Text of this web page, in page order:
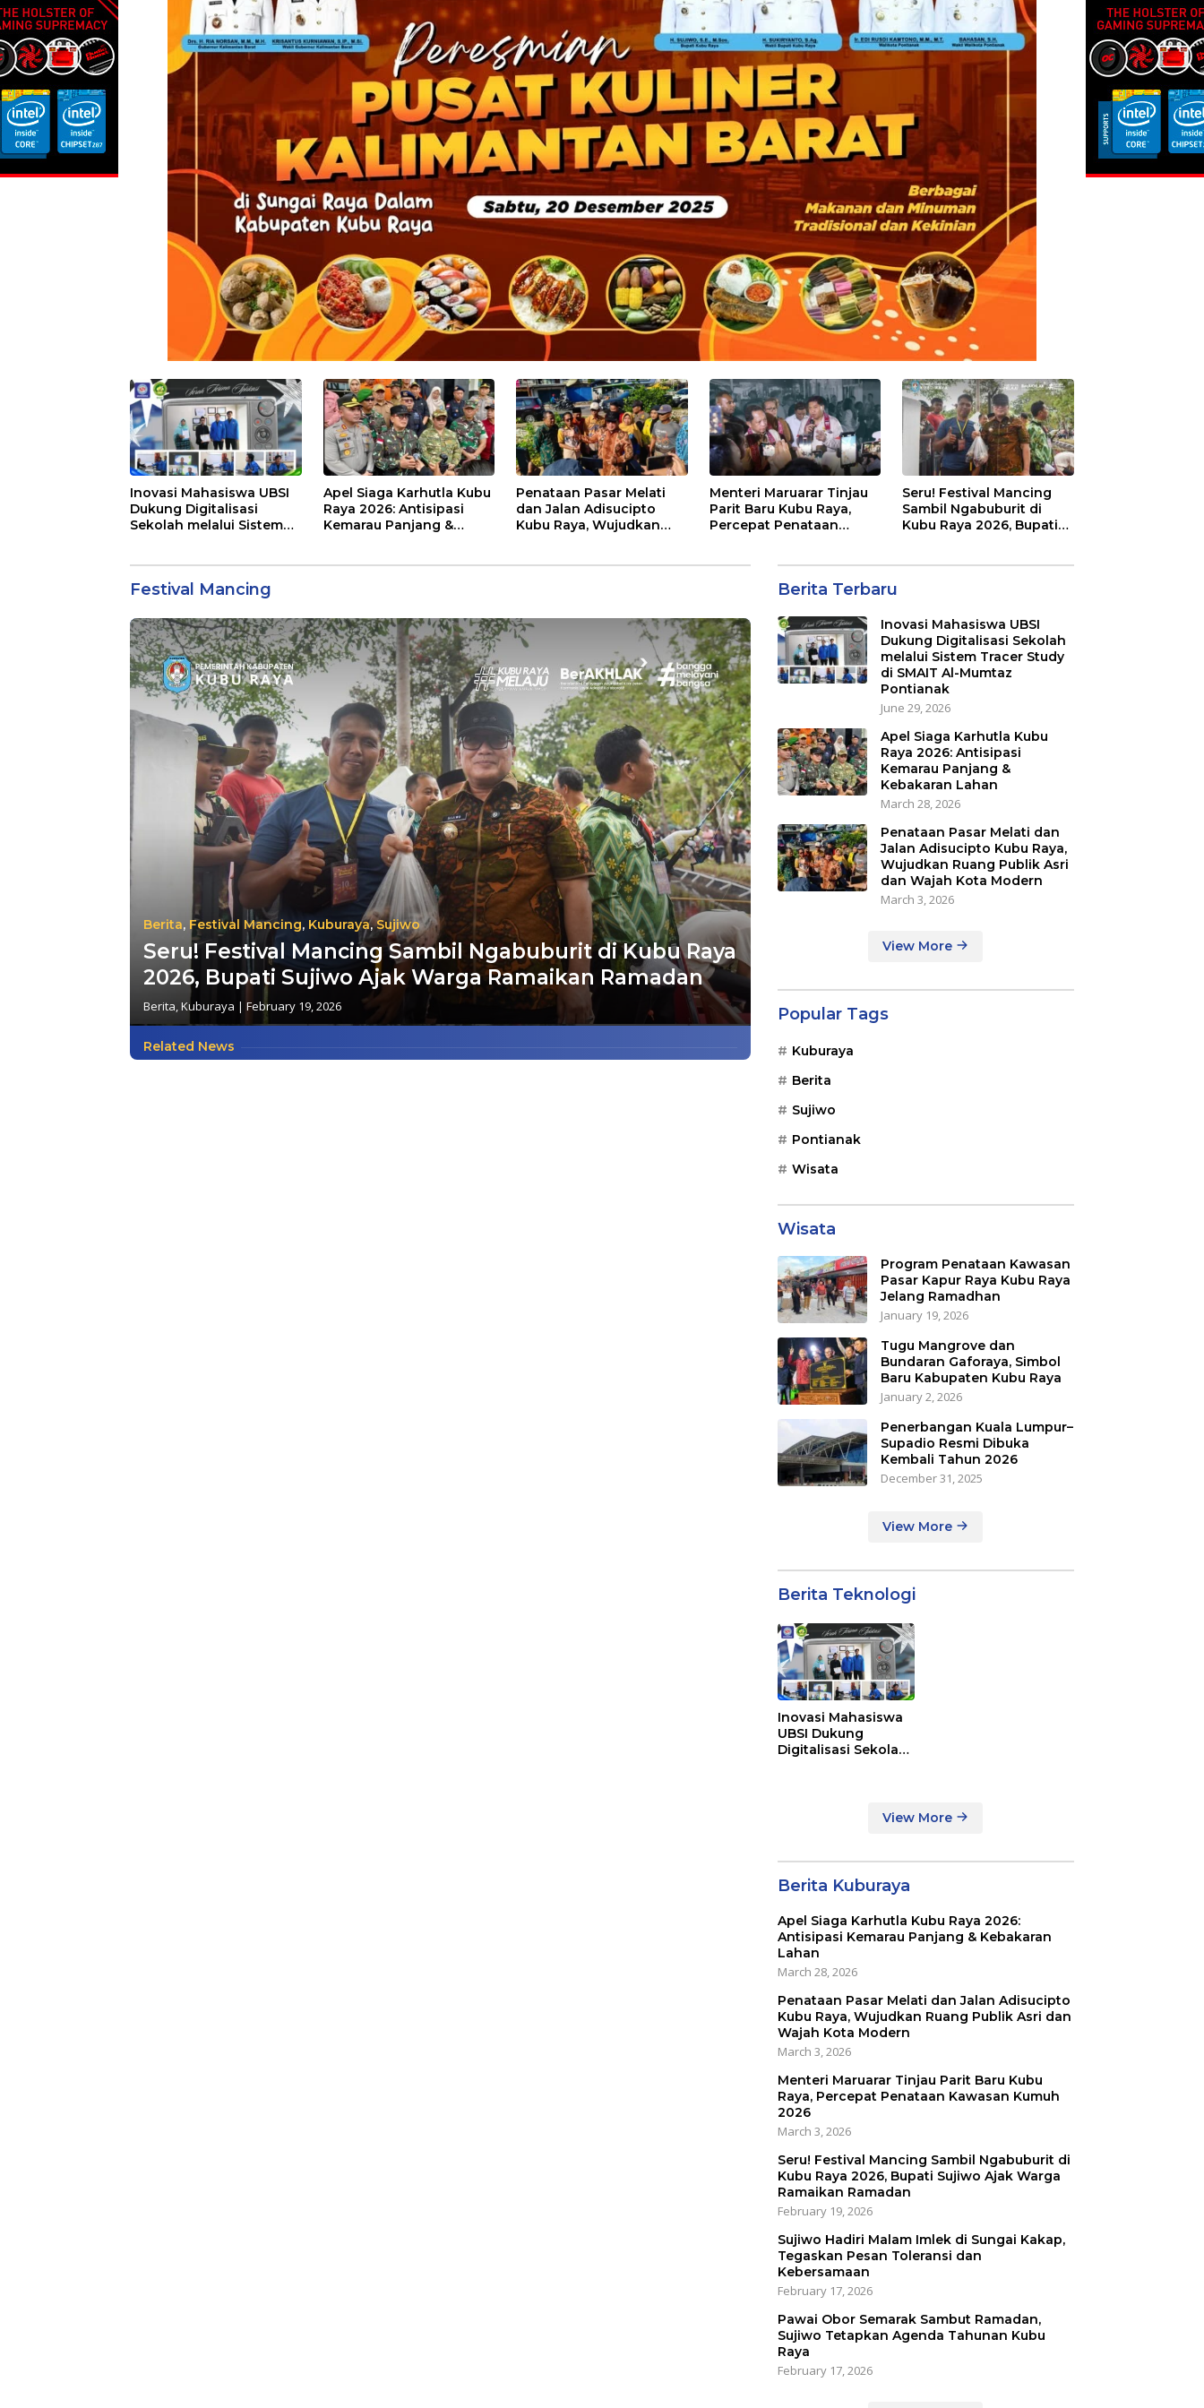
Inovasi Mahasiswa UBSI
Dukung Digitalisasi
Sekolah melalui Sistem
Apel Siaga Karhutla Kubu
Raya 2026: Antisipasi
Kemarau Panjang &
Penataan Pasar Melati
dan Jalan Adisucipto
Kubu Raya, Wujudkan
Menteri Maruarar Tinjau
Parit Baru Kubu Raya,
Percepat Penataan
Seru! Festival Mancing
Sambil Ngabuburit di
Kubu Raya 2026, Bupati
Festival Mancing
Berita, Festival Mancing, Kuburaya,Sujiwo
Seru! Festival Mancing Sambil Ngabuburit di Kubu Raya
2026, Bupati Sujiwo Ajak Warga Ramaikan Ramadan
Berita,Kuburaya | February 19, 2026
Related News
Berita Terbaru
Inovasi Mahasiswa UBSI
Dukung Digitalisasi Sekolah
melalui Sistem Tracer Study
di SMAIT Al-Mumtaz
Pontianak
June 29, 2026
Apel Siaga Karhutla Kubu
Raya 2026: Antisipasi
Kemarau Panjang &
Kebakaran Lahan
March 28, 2026
Penataan Pasar Melati dan
Jalan Adisucipto Kubu Raya,
Wujudkan Ruang Publik Asri
dan Wajah Kota Modern
March 3, 2026
View More
Popular Tags
Kuburaya
Berita
Sujiwo
Pontianak
Wisata
Wisata
Program Penataan Kawasan
Pasar Kapur Raya Kubu Raya
Jelang Ramadhan
January 19, 2026
Tugu Mangrove dan
Bundaran Gaforaya, Simbol
Baru Kabupaten Kubu Raya
January 2, 2026
Penerbangan Kuala Lumpur–
Supadio Resmi Dibuka
Kembali Tahun 2026
December 31, 2025
View More
Berita Teknologi
Inovasi Mahasiswa
UBSI Dukung
Digitalisasi Sekolah
View More
Berita Kuburaya
Apel Siaga Karhutla Kubu Raya 2026:
Antisipasi Kemarau Panjang & Kebakaran
Lahan
March 28, 2026
Penataan Pasar Melati dan Jalan Adisucipto
Kubu Raya, Wujudkan Ruang Publik Asri dan
Wajah Kota Modern
March 3, 2026
Menteri Maruarar Tinjau Parit Baru Kubu
Raya, Percepat Penataan Kawasan Kumuh
2026
March 3, 2026
Seru! Festival Mancing Sambil Ngabuburit di
Kubu Raya 2026, Bupati Sujiwo Ajak Warga
Ramaikan Ramadan
February 19, 2026
Sujiwo Hadiri Malam Imlek di Sungai Kakap,
Tegaskan Pesan Toleransi dan
Kebersamaan
February 17, 2026
Pawai Obor Semarak Sambut Ramadan,
Sujiwo Tetapkan Agenda Tahunan Kubu
Raya
February 17, 2026